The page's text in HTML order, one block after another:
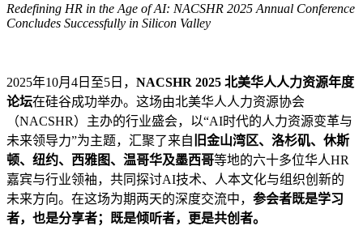
Redefining HR in the Age of AI: NACSHR 2025 Annual Conference
Concludes Successfully in Silicon Valley
2025年10月4日至5日， NACSHR 2025 北美华人人力资源年度
论坛在硅谷成功举办。这场由北美华人人力资源协会
（NACSHR）主办的行业盛会，以“AI时代的人力资源变革与
未来领导力”为主题，汇聚了来自 旧金山湾区、洛杉矶、休斯
顿、纽约、西雅图、温哥华及墨西哥等地的六十多位华人HR
嘉宾与行业领袖，共同探讨AI技术、人本文化与组织创新的
未来方向。在这场为期两天的深度交流中， 参会者既是学习
者，也是分享者；既是倾听者，更是共创者。